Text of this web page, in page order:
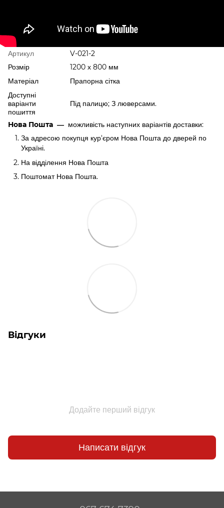
Артикул
V-021-2
Розмір
1200 х 800 мм
Матеріал
Прапорна сітка
Доступні
варіанти
пошиття
Під палицю; З люверсами.
Нова Пошта — можливість наступних варіантів доставки:
За адресою покупця кур'єром Нова Пошта до дверей по
Україні.
На відділення Нова Пошта
Поштомат Нова Пошта.
Відгуки
Додайте перший відгук
Написати відгук